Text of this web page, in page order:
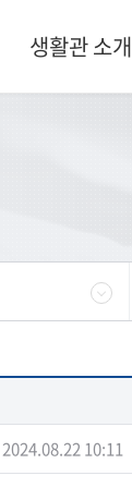
생활관 소개
2024.08.22 10:11